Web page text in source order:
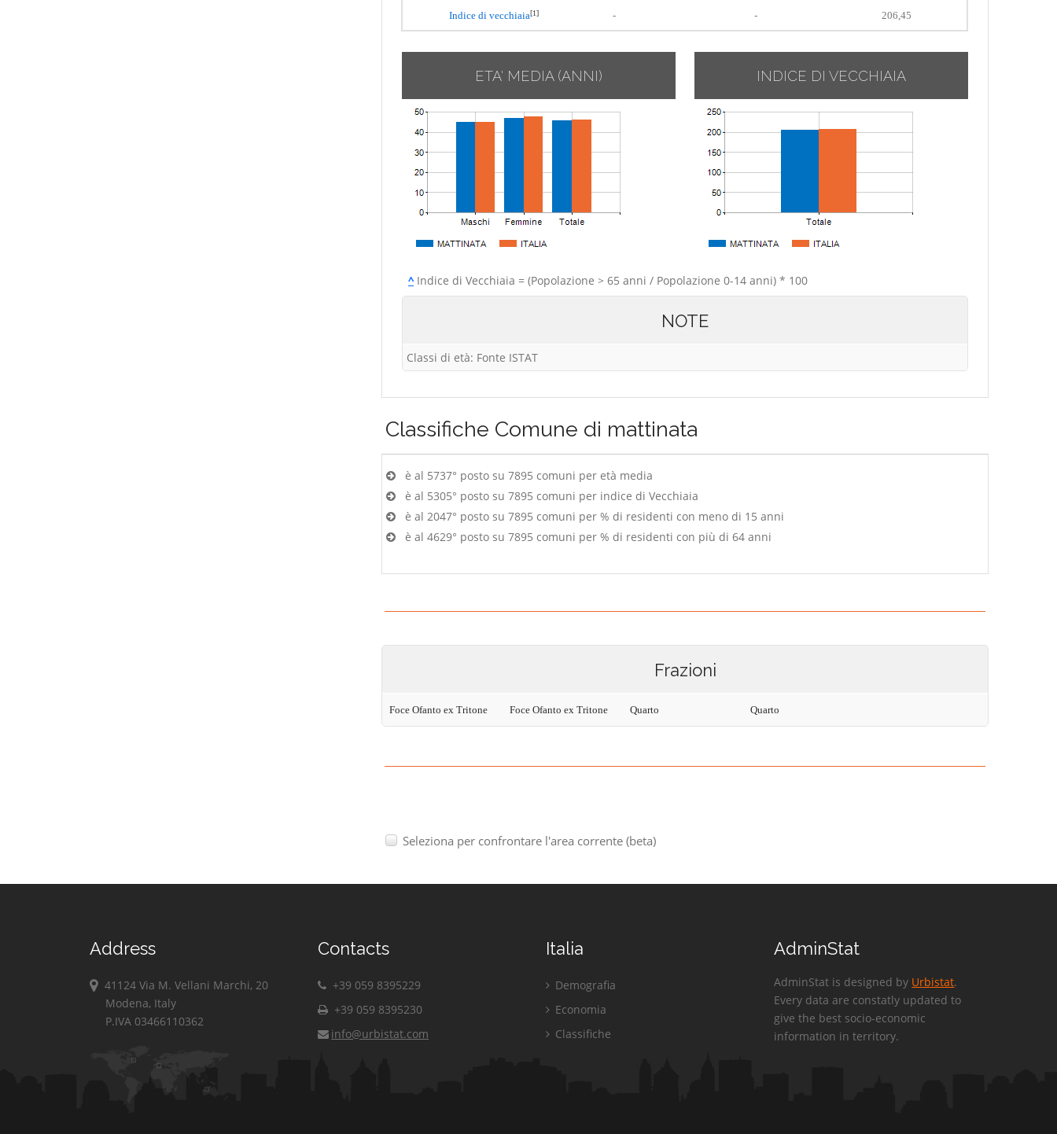
Indice di vecchiaia[1] - - 206,45
ETA' MEDIA (ANNI) INDICE DI VECCHIAIA
^Indice di Vecchiaia = (Popolazione > 65 anni / Popolazione 0-14 anni) * 100
NOTE
Classi di età: Fonte ISTAT
Classifiche Comune di mattinata
è al 5737° posto su 7895 comuni per età media
è al 5305° posto su 7895 comuni per indice di Vecchiaia
è al 2047° posto su 7895 comuni per % di residenti con meno di 15 anni
è al 4629° posto su 7895 comuni per % di residenti con più di 64 anni
Frazioni
Foce Ofanto ex Tritone Foce Ofanto ex Tritone Quarto Quarto
Seleziona per confrontare l'area corrente (beta)
Address
41124 Via M. Vellani Marchi, 20
Modena, Italy
P.IVA 03466110362
Contacts
+39 059 8395229
+39 059 8395230
info@urbistat.com
Italia
Demografia
Economia
Classifiche
AdminStat
AdminStat is designed by Urbistat.
Every data are constatly updated to
give the best socio-economic
information in territory.